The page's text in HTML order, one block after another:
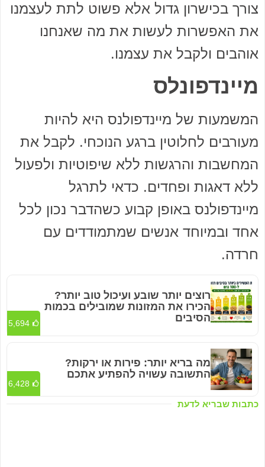
צורך בכישרון גדול אלא פשוט לתת לעצמנו
את האפשרות לעשות את מה שאנחנו
אוהבים ולקבל את עצמנו.
מיינדפונלס
המשמעות של מיינדפולנס היא להיות
מעורבים לחלוטין ברגע הנוכחי. לקבל את
המחשבות והרגשות ללא שיפוטיות ולפעול
ללא דאגות ופחדים. כדאי לתרגל
מיינדפולנס באופן קבוע כשהדבר נכון לכל
אחד ובמיוחד אנשים שמתמודדים עם
חרדה.
כתבות שבריא לדעת
רוצים יותר שובע ועיכול טוב יותר?
הכירו את המזונות שמובילים בכמות
הסיבים
5,694
מה בריא יותר: פירות או ירקות?
התשובה עשויה להפתיע אתכם
6,428